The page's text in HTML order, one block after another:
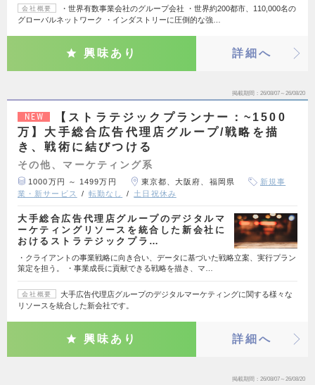
会社概要
・世界有数事業会社のグループ会社 ・世界約200都市、110,000名の
グローバルネットワーク ・インダストリーに圧倒的な強…
興味あり 詳細へ
掲載期間 26/08/07～26/08/20
NEW
【ストラテジックプランナー：~1500
万】大手総合広告代理店グループ/戦略を描
き、戦術に結びつける
その他、マーケティング系
1000万円 ～ 1499万円 東京都、大阪府、福岡県
新規事
業・新サービス
転勤なし 土日祝休み
大手総合広告代理店グループのデジタルマ
ーケティングリソースを統合した新会社に
おけるストラテジックプラ…
・クライアントの事業戦略に向き合い、データに基づいた戦略立案、実行プラン
策定を担う。 ・事業成長に貢献できる戦略を描き、マ…
会社概要
大手広告代理店グループのデジタルマーケティングに関する様々な
リソースを統合した新会社です。
興味あり 詳細へ
掲載期間 26/08/07～26/08/20